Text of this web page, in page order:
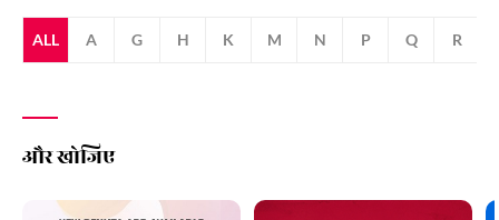
ALL A G H K M N P Q R
और खोजिए